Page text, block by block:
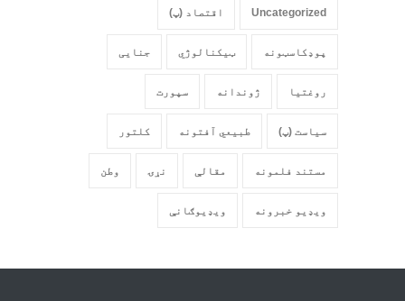
Uncategorized اقتصاد (پ)
پوډکاسټونه ټیکنالوژي جنایی
روغتیا ژوندانه سپورت
سیاست (پ) طبیعي آفتونه کلتور
مستند فلمونه مقالې نړۍ وطن
ویډیو خبرونه ویډیوګانې